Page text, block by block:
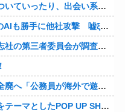
避妊もしてなかった。そしてやはり自分には夫しかいないと思ったんだとｗ
撃 嘘ξけど何これ流行ってんの？
違反や安全管理に関する検証を妨げた組織風土の存在を指摘
が海外で遊ぶためにあるだけ」
UP SHOPが東京・大阪にて開催